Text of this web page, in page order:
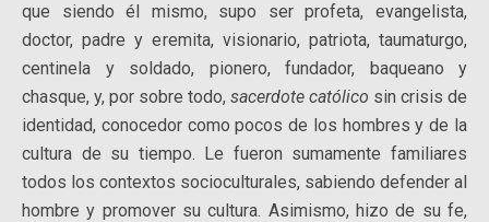
que siendo él mismo, supo ser profeta, evangelista,
doctor, padre y eremita, visionario, patriota, taumaturgo,
centinela y soldado, pionero, fundador, baqueano y
chasque, y, por sobre todo, sacerdote católico sin crisis de
identidad, conocedor como pocos de los hombres y de la
cultura de su tiempo. Le fueron sumamente familiares
todos los contextos socioculturales, sabiendo defender al
hombre y promover su cultura. Asimismo, hizo de su fe,